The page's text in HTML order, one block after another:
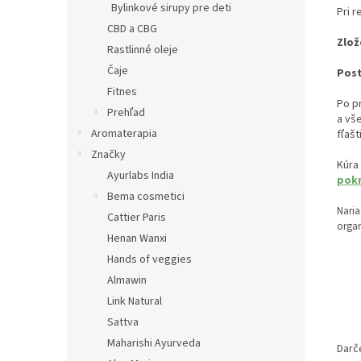
Bylinkové sirupy pre deti
CBD a CBG
Rastlinné oleje
Čaje
Fitnes
Prehľad
Aromaterapia
Značky
Ayurlabs India
Bema cosmetici
Cattier Paris
Henan Wanxi
Hands of veggies
Almawin
Link Natural
Sattva
Maharishi Ayurveda
Pri
Po
a